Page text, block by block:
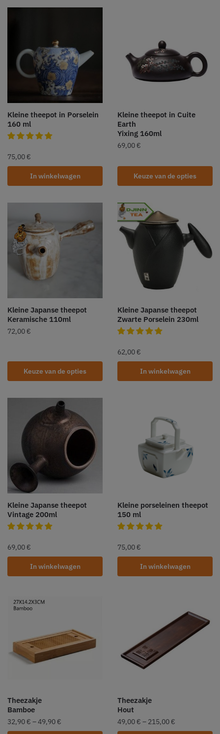
Kleine theepot in Porselein
160 ml
75,00 €
In winkelwagen
Kleine theepot in Cuite
Earth
Yixing 160ml
69,00 €
Keuze van de opties
Kleine Japanse theepot
Keramische 110ml
72,00 €
Keuze van de opties
Kleine Japanse theepot
Zwarte Porselein 230ml
62,00 €
In winkelwagen
Kleine Japanse theepot
Vintage 200ml
69,00 €
In winkelwagen
Kleine porseleinen theepot
150 ml
75,00 €
In winkelwagen
Theezakje
Bamboe
32,90 € –49,90 €
Theezakje
Hout
49,00 € – 215,00 €